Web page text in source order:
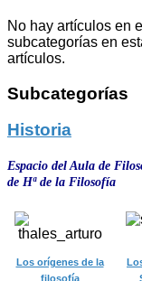
No hay artículos en
subcategorías en
artículos.
Subcategorías
Historia
Espacio del Aula de
de Hª de la Filosofía
Los orígenes de la
filosofía